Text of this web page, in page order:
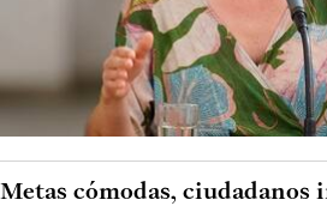
Metas cómodas, ciudadanos